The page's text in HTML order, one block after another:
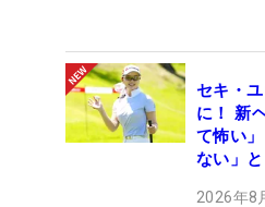
セキ・
に！ 新
て怖い
ない」
2026年8